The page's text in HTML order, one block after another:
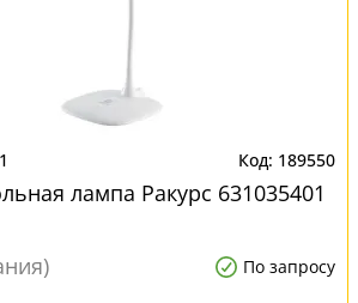
189550
лампа Ракурс 631035401
По запросу